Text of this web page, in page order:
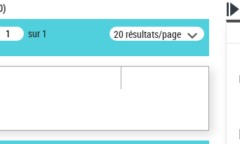
)
sur 1 20 résultats/page